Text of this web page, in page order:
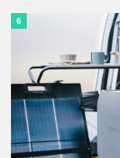
6